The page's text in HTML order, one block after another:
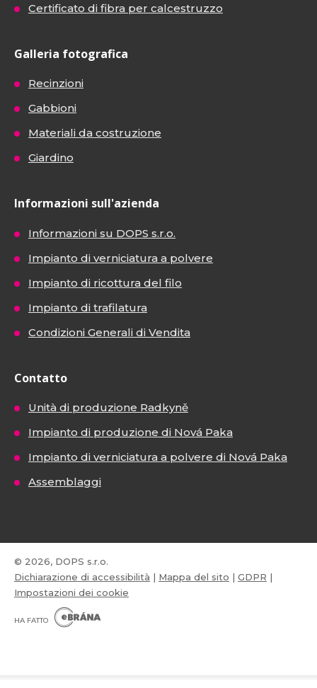
Certificato di fibra per calcestruzzo
Galleria fotografica
Recinzioni
Gabbioni
Materiali da costruzione
Giardino
Informazioni sull'azienda
Informazioni su DOPS s.r.o.
Impianto di verniciatura a polvere
Impianto di ricottura del filo
Impianto di trafilatura
Condizioni Generali di Vendita
Contatto
Unità di produzione Radkyně
Impianto di produzione di Nová Paka
Impianto di verniciatura a polvere di Nová Paka
Assemblaggi
© 2026, DOPS s.r.o.
Dichiarazione di accessibilità | Mappa del sito | GDPR |
Impostazioni dei cookie
HA FATTO
B